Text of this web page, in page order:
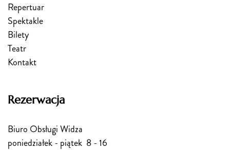
Repertuar
Spektakle
Bilety
Teatr
Kontakt
Rezerwacja
Biuro Obsługi Widza
poniedziałek - piątek 8 - 16